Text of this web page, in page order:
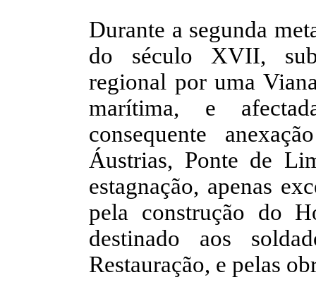
Durante a segunda
do século XVII,
regional por uma
marítima, e
consequente
Áustrias, Ponte de
estagnação, apenas
pela construção do
destinado aos
Restauração, e pelas